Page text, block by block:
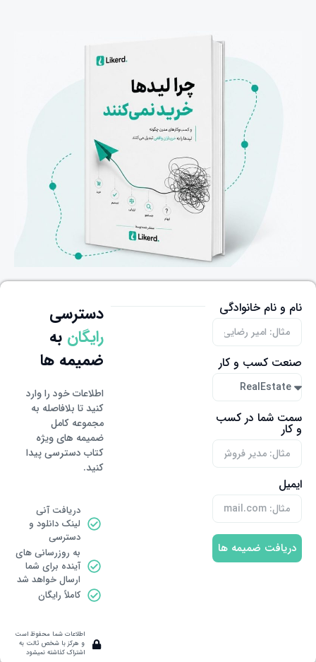
نام و نام خانوادگی
صنعت کسب و کار
سمت شما در کسب
و کار
ایمیل
دریافت ضمیمه ها
دسترسی
رایگان به
ضمیمه ها
اطلاعات خود را وارد
كنيد تا بلافاصله به
مجموعه كامل
ضميمه های ويژه
كتاب دسترسى پيدا
كنيد.
دریافت آنی
لینک دانلود و
دسترسى
به روزرسانى هاى
آينده براى شما
ارسال خواهد شد
كاملاً رايگان
اطلاعات شما محفوظ است
و هركز با شخص ثالت به
اشتراک كذاشته نمیشود